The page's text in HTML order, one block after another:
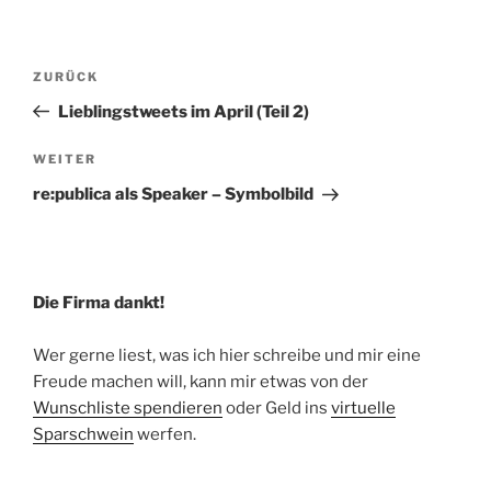
Beitragsnavigation
Vorheriger
Beitrag
ZURÜCK
Lieblingstweets im April (Teil 2)
Nächster
Beitrag
WEITER
re:publica als Speaker – Symbolbild
Die Firma dankt!
Wer gerne liest, was ich hier schreibe und mir eine
Freude machen will, kann mir etwas von der
Wunschliste spendieren oder Geld ins virtuelle
Sparschwein werfen.